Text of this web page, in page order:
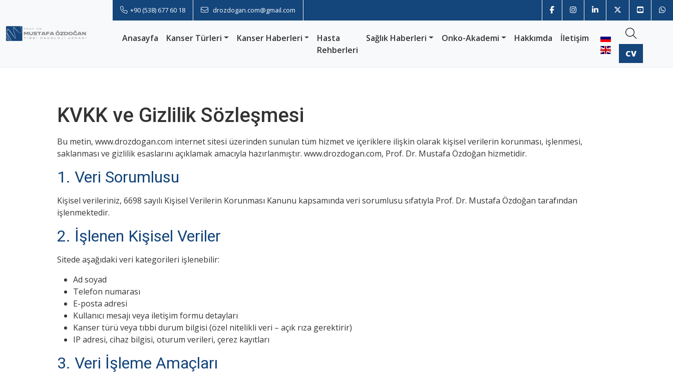
+90 (538) 677 60 18 drozdogan.com@gmail.com
Anasayfa Kanser Türleri Kanser Haberleri
Hasta
Rehberleri
Sağlık Haberleri Onko-Akademi Hakkımda
İletişim
CV
KVKK ve Gizlilik Sözleşmesi
Bu metin, www.drozdogan.com internet sitesi üzerinden sunulan tüm hizmet ve içeriklere ilişkin olarak kişisel verilerin korunması, işlenmesi,
saklanması ve gizlilik esaslarını açıklamak amacıyla hazırlanmıştır. www.drozdogan.com, Prof. Dr. Mustafa Özdoğan hizmetidir.
1. Veri Sorumlusu
Kişisel verileriniz, 6698 sayılı Kişisel Verilerin Korunması Kanunu kapsamında veri sorumlusu sıfatıyla Prof. Dr. Mustafa Özdoğan tarafından
işlenmektedir.
2. İşlenen Kişisel Veriler
Sitede aşağıdaki veri kategorileri işlenebilir:
Ad soyad
Telefon numarası
E-posta adresi
Kullanıcı mesajı veya iletişim formu detayları
Kanser türü veya tıbbi durum bilgisi (özel nitelikli veri – açık rıza gerektirir)
IP adresi, cihaz bilgisi, oturum verileri, çerez kayıtları
3. Veri İşleme Amaçları